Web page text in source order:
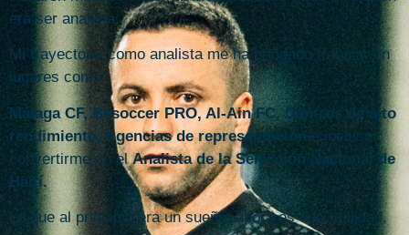
era ser analista.
Mi trayectoria como analista me ha brindado trabajar en
lugares como:
Málaga CF, Besoccer PRO, Al-Ain FC, Centros de alto
rendimiento, Agencias de representación e incluso
convertirme en elAnalista de la Selección Nacional de
Haití.
Lo que al principio era un sueño, ahora es una realidad.